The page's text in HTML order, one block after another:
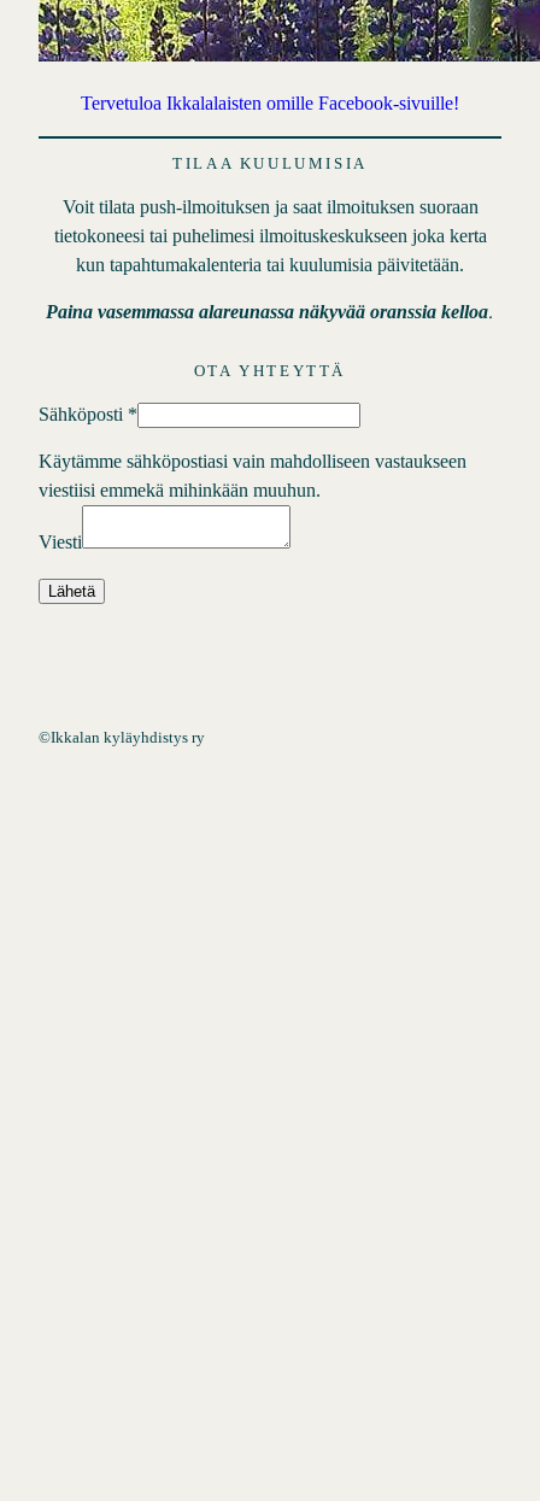
Tervetuloa Ikkalalaisten omille Facebook-sivuille!
TILAA KUULUMISIA
Voit tilata push-ilmoituksen ja saat ilmoituksen suoraan
tietokoneesi tai puhelimesi ilmoituskeskukseen joka kerta
kun tapahtumakalenteria tai kuulumisia päivitetään.
Paina vasemmassa alareunassa näkyvää oranssia kelloa.
OTA YHTEYTTÄ
Sähköposti *
Käytämme sähköpostiasi vain mahdolliseen vastaukseen
viestiisi emmekä mihinkään muuhun.
Viesti
Lähetä
©Ikkalan kyläyhdistys ry